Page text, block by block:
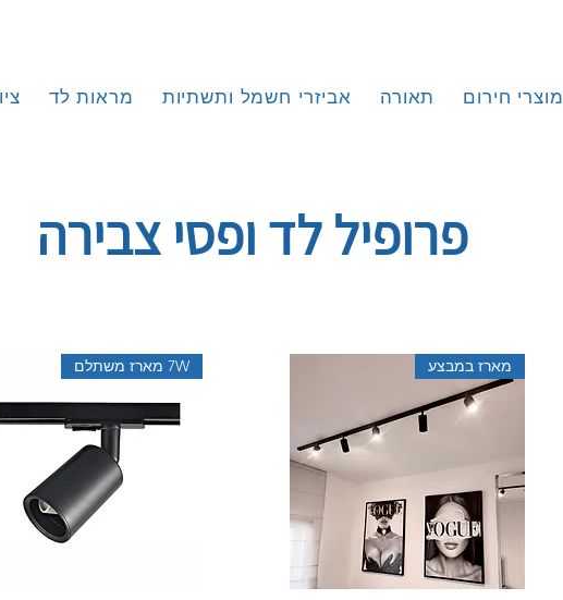
מראות לד אביזרי חשמל ותשתיות תאורה מוצרי חירום
פרופיל לד ופסי צבירה
מארז במבצע 7W מארז משתלם